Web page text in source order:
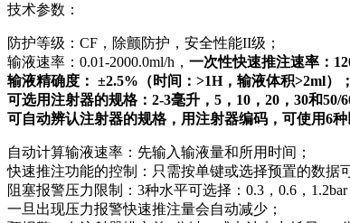
技术参数：
防护等级：CF，除颤防护，安全性能II级；
输液速率：0.01-2000.0ml/h， 一次性快速推注速率：
输液精确度： ±2.5%（时间：>1H，输液体积>2ml）；
可选用注射器的规格：2-3毫升，5，10，20，30和50/
可自动辨认注射器的规格，用注射器编码，可使用6种
自动计算输液速率：先输入输液量和所用时间；
快速推注功能的控制：只需按单键或选择预置的数据
阻塞报警压力限制：3种水平可选择：0.3，0.6，1.2bar
一旦出现压力报警快速推注量会自动减少；